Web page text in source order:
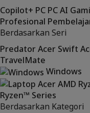
Copilot+ PC PC AI
Profesional
Berdasarkan Seri
Predator Acer Swift
TravelMate
Windows
Ryzen™ Series
Berdasarkan Kategori